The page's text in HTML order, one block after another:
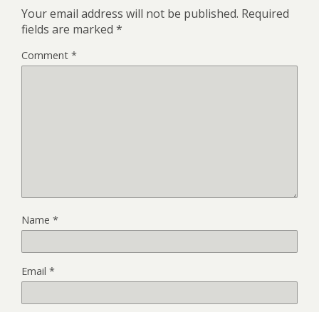
Your email address will not be published. Required
fields are marked *
Comment *
Name *
Email *